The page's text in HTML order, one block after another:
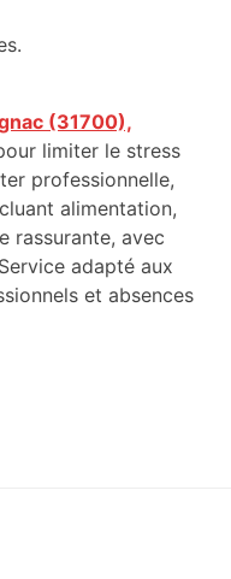
(31700),
limiter le stress
professionnelle,
alimentation,
rassurante, avec
adapté aux
et absences